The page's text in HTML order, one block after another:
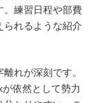
。練習日程や部費
られるような紹介
れが深刻です。
依然として勢力